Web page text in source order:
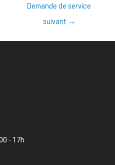
Demande de service
suivant →
- 17h